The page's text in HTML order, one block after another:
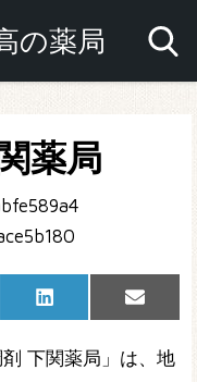
薬局
Share
on
LinkedIn
Share
on
Email
下関薬局」は、地